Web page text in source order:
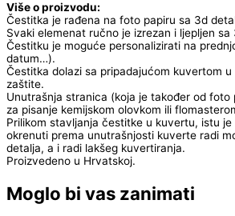
Više o proizvodu:
Čestitka je rađena na foto papiru sa 3d
Svaki elemenat ručno je izrezan i ljepljen
Čestitku je moguće personalizirati na
datum…).
Čestitka dolazi sa pripadajućom kuvertom
zaštite.
Unutrašnja stranica (koja je također od foto
za pisanje kemijskom olovkom ili
Prilikom stavljanja čestitke u kuvertu, istu
okrenuti prema unutrašnjosti kuverte radi
detalja, a i radi lakšeg kuvertiranja.
Proizvedeno u Hrvatskoj.
Moglo bi vas zanimati